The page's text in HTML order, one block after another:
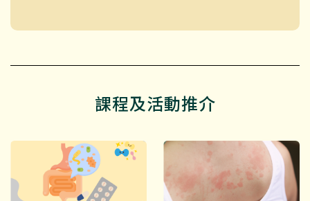
課程及活動推介